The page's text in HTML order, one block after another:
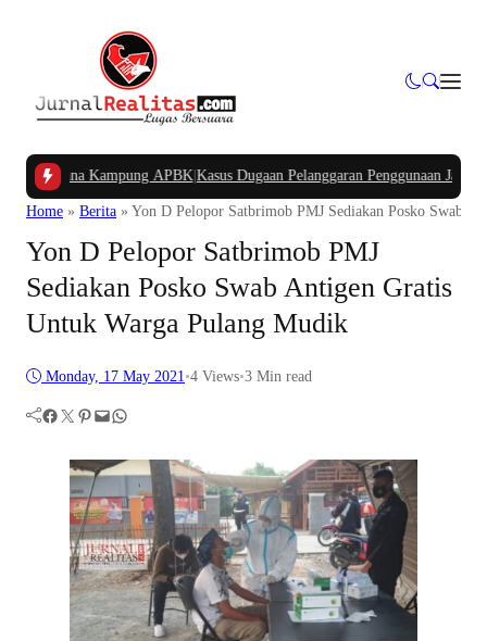
Dana Kampung APBK|Kasus Dugaan Pelanggaran Penggunaan Jalur
Home » Berita » Yon D Pelopor Satbrimob PMJ Sediakan Posko Swab
Yon D Pelopor Satbrimob PMJ
Sediakan Posko Swab Antigen Gratis
Untuk Warga Pulang Mudik
Monday, 17 May 2021•4 Views•3 Min read
Facebook Twitter Pinterest Mail WhatsApp